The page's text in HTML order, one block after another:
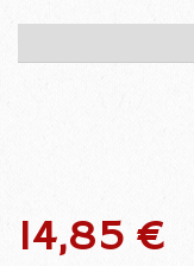
14,85 €